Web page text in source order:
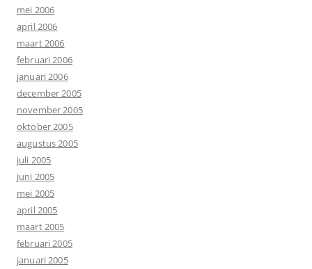
mei 2006
april 2006
maart 2006
februari 2006
januari 2006
december 2005
november 2005
oktober 2005
augustus 2005
juli 2005
juni 2005
mei 2005
april 2005
maart 2005
februari 2005
januari 2005